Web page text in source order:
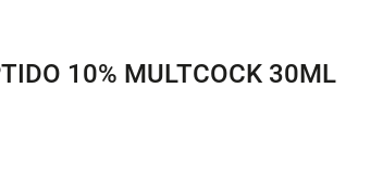
10% MULTCOCK 30ML